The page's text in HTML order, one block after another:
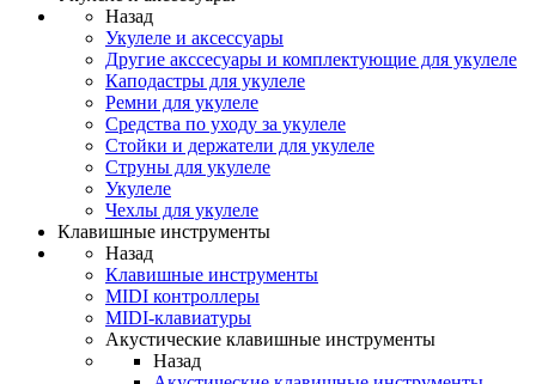
Назад
Укулеле и аксессуары
Другие акссесуары и комплектующие для укулеле
Каподастры для укулеле
Ремни для укулеле
Средства по уходу за укулеле
Стойки и держатели для укулеле
Струны для укулеле
Укулеле
Чехлы для укулеле
Клавишные инструменты
Назад
Клавишные инструменты
MIDI контроллеры
MIDI-клавиатуры
Акустические клавишные инструменты
Назад